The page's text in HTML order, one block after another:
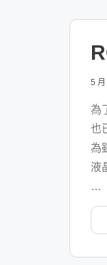
5
為
也
為
液
…